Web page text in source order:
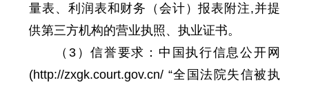
量表、利润表和财务（会计）报表附注,并提
供第三方机构的营业执照、执业证书。
（3）信誉要求：中国执行信息公开网
(http://zxgk.court.gov.cn/ “全国法院失信被执